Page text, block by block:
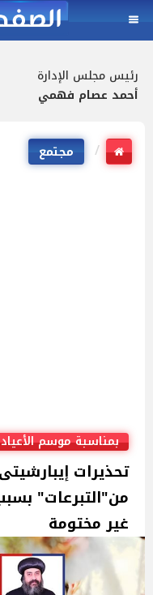
رئيس مجلس الإدارة
أحمد عصام فهمي
مجتمع
بمناسبة موسم الأعياد
تحذيرات
من"التبرعات"
غير مختومة